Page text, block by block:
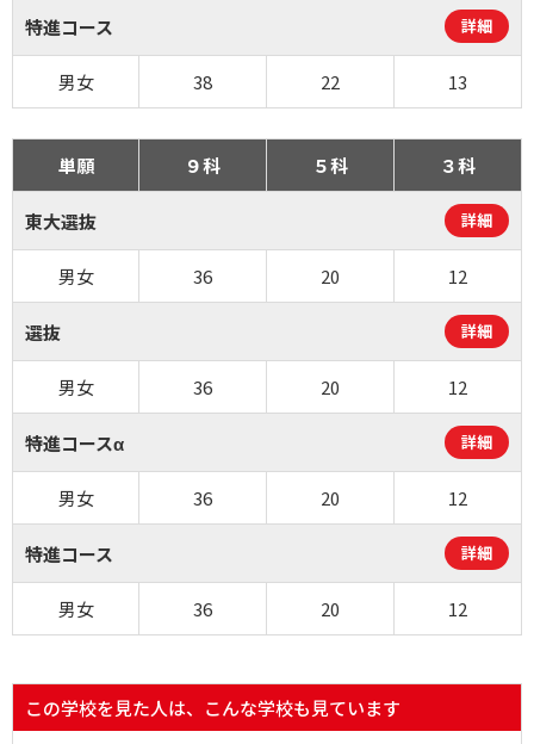
特進コース 詳細
男女 38 22 13
単願 ９科 ５科 ３科
東大選抜 詳細
男女 36 20 12
選抜 詳細
男女 36 20 12
特進コースα 詳細
男女 36 20 12
特進コース 詳細
男女 36 20 12
この学校を見た人は、こんな学校も見ています